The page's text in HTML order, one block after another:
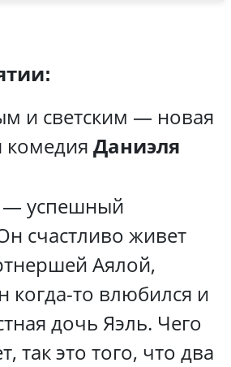
и светским — новая
комедия Даниэля
— успешный
счастливо живет
Аялой,
когда-то влюбился и
дочь Яэль. Чего
так это того, что два